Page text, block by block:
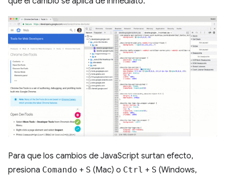
Para que los cambios de JavaScript surtan efecto,
presiona Comando + S (Mac) o Ctrl + S (Windows,